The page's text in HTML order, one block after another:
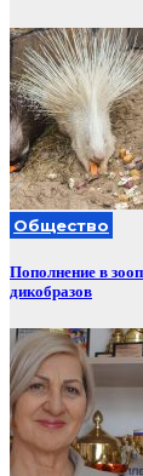
Общество
Пополнение в
дикобразов